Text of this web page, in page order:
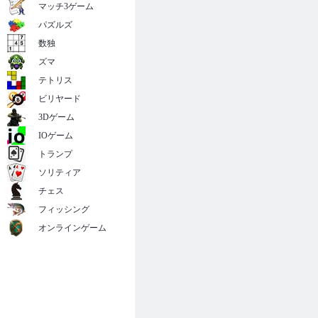
マッチ3ゲーム
パズルズ
数独
ズマ
テトリス
ビリヤード
3Dゲーム
IOゲーム
トランプ
ソリティア
チェス
フィッシング
オンラインゲーム